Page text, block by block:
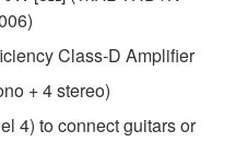
Class-D Amplifier
+ 4 stereo)
4) to connect guitars or